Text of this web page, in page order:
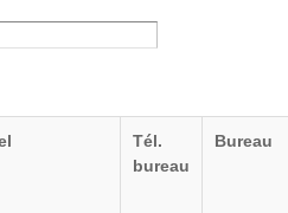
Tél.
bureau
Bureau